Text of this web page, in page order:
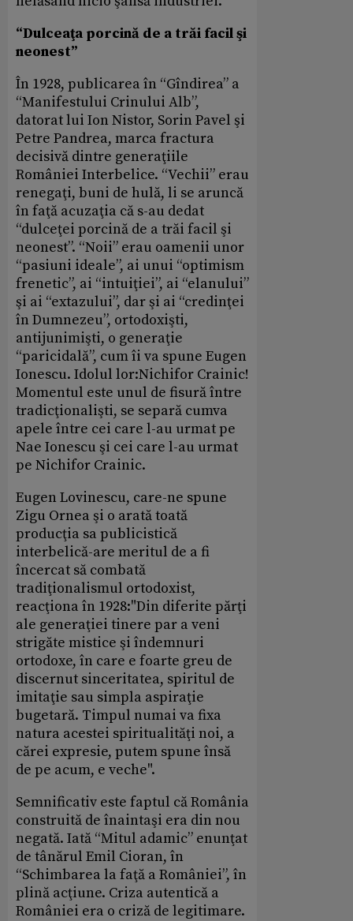
“Dulceaţa porcină de a trăi facil şi
neonest”
În 1928, publicarea în “Gîndirea” a
“Manifestului Crinului Alb”,
datorat lui Ion Nistor, Sorin Pavel şi
Petre Pandrea, marca fractura
decisivă dintre generaţiile
României Interbelice. “Vechii” erau
renegaţi, buni de hulă, li se aruncă
în faţă acuzaţia că s-au dedat
“dulceţei porcină de a trăi facil şi
neonest”. “Noii” erau oamenii unor
“pasiuni ideale”, ai unui “optimism
frenetic”, ai “intuiţiei”, ai “elanului”
şi ai “extazului”, dar şi ai “credinţei
în Dumnezeu”, ortodoxişti,
antijunimişti, o generaţie
“paricidală”, cum îi va spune Eugen
Ionescu. Idolul lor:Nichifor Crainic!
Momentul este unul de fisură între
tradicţionalişti, se separă cumva
apele între cei care l-au urmat pe
Nae Ionescu şi cei care l-au urmat
pe Nichifor Crainic.
Eugen Lovinescu, care-ne spune
Zigu Ornea şi o arată toată
producţia sa publicistică
interbelică-are meritul de a fi
încercat să combată
tradiţionalismul ortodoxist,
reacţiona în 1928:"Din diferite părţi
ale generaţiei tinere par a veni
strigăte mistice şi îndemnuri
ortodoxe, în care e foarte greu de
discernut sinceritatea, spiritul de
imitaţie sau simpla aspiraţie
bugetară. Timpul numai va fixa
natura acestei spiritualităţi noi, a
cărei expresie, putem spune însă
de pe acum, e veche".
Semnificativ este faptul că România
construită de înaintaşi era din nou
negată. Iată “Mitul adamic” enunţat
de tânărul Emil Cioran, în
“Schimbarea la faţă a României”, în
plină acţiune. Criza autentică a
României era o criză de legitimare.